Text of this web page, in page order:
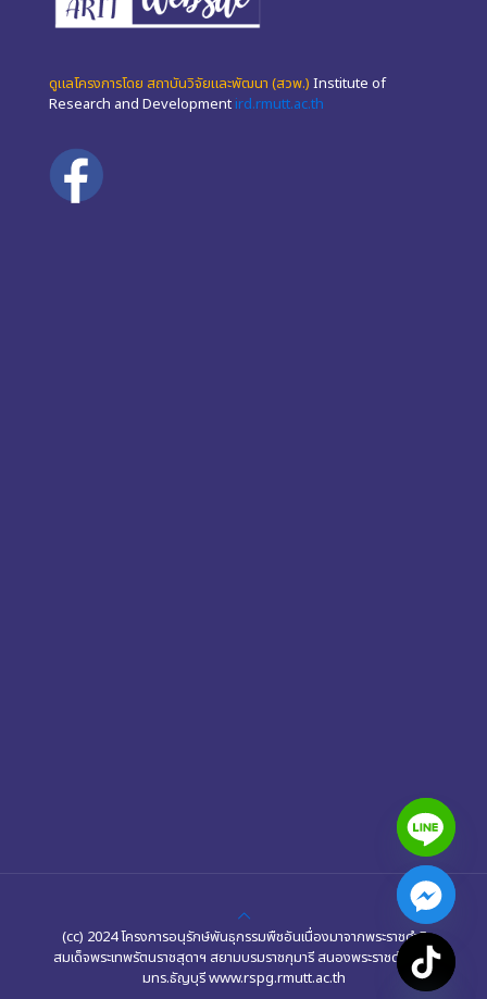
ดูแลโครงการโดย สถาบันวิจัยและพัฒนา (สวพ.) Institute of
Research and Development ird.rmutt.ac.th
(cc) 2024 โครงการอนุรักษ์พันธุกรรมพืชอันเนื่องมาจากพระราชดำริ
สมเด็จพระเทพรัตนราชสุดาฯ สยามบรมราชกุมารี สนองพระราชดำริโดย
มทร.ธัญบุรี www.rspg.rmutt.ac.th
Hide
chaty